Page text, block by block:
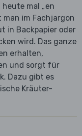
mal „en
man im Fachjargon
in Backpapier oder
wird. Das ganze
erhalten,
und sorgt für
Dazu gibt es
Kräuter-